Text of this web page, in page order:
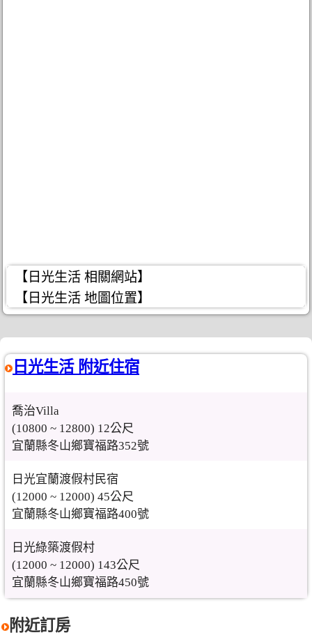
【日光生活 相關網站】
【日光生活 地圖位置】
日光生活 附近住宿
喬治Villa
(10800 ~ 12800) 12公尺
宜蘭縣冬山鄉寶福路352號
日光宜蘭渡假村民宿
(12000 ~ 12000) 45公尺
宜蘭縣冬山鄉寶福路400號
日光綠築渡假村
(12000 ~ 12000) 143公尺
宜蘭縣冬山鄉寶福路450號
附近訂房